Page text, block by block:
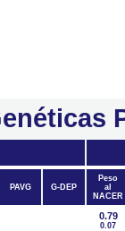
PAVG G-DEP
Peso
al
NACER
0.79
0.07